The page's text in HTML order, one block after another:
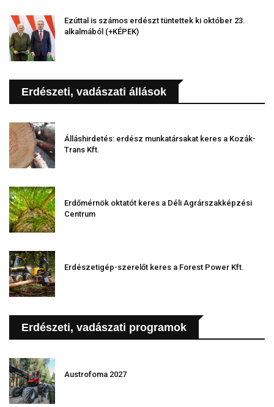
Ezúttal is számos erdészt tüntettek ki október 23.
alkalmából (+KÉPEK)
Erdészeti, vadászati állások
Álláshirdetés: erdész munkatársakat keres a Kozák-
Trans Kft.
Erdőmérnök oktatót keres a Déli Agrárszakképzési
Centrum
Erdészetigép-szerelőt keres a Forest Power Kft.
Erdészeti, vadászati programok
Austrofoma 2027